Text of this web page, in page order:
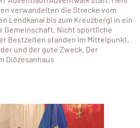
verwandelten die Strecke vom
Lendkanal bis zum Kreuzbergl in ein
Gemeinschaft. Nicht sportliche
Bestzeiten standen im Mittelpunkt,
und der gute Zweck. Der
Diözesanhaus